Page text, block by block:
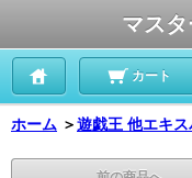
マス
カート
ホーム ＞遊戯王 他エキ